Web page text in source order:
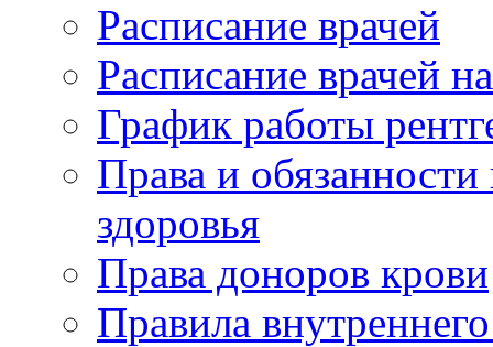
Расписание врачей
Расписание врачей
График работы
Права и
здоровья
Права доноров крови
Правила